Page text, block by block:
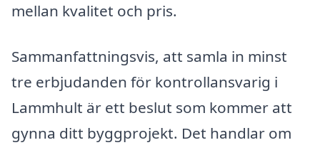
mellan kvalitet och pris.
Sammanfattningsvis, att samla in minst
tre erbjudanden för kontrollansvarig i
Lammhult är ett beslut som kommer att
gynna ditt byggprojekt. Det handlar om